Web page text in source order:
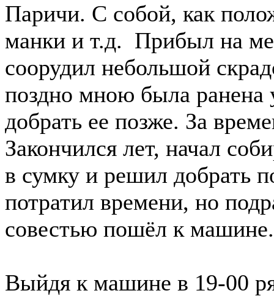
Паричи. С собой, как
манки и т.д. Прибыл на
соорудил небольшой
поздно мною была ранена
добрать ее позже. За
Закончился лет, начал
в сумку и решил добрать
потратил времени, но
совестью пошёл к машине.
Выйдя к машине в 19-00